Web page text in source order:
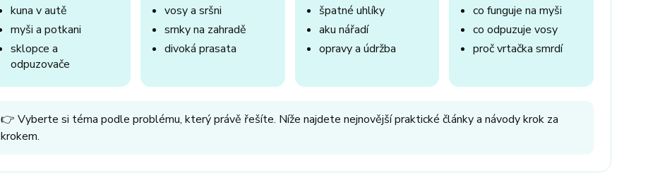
kuna v autě
myši a potkani
sklopce a
odpuzovače
vosy a sršni
srnky na zahradě
divoká prasata
špatné uhlíky
aku nářadí
opravy a údržba
co funguje na myši
co odpuzuje vosy
proč vrtačka smrdí
👉 Vyberte si téma podle problému, který právě řešíte. Níže najdete nejnovější praktické články a návody krok za
krokem.